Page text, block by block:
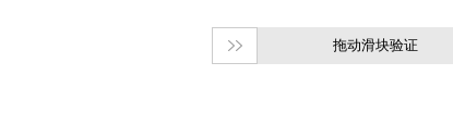
拖动滑块验证